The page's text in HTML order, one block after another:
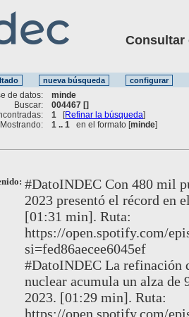
Consultar
de datos:
minde
Buscar:
004467 []
1 [Refinar la búsqueda]
Mostrando:
1 .. 1 en el formato [minde]
#DatoINDEC Con 480 mil
2023 presentó el récord en
[01:31 min]. Ruta:
https://open.spotify.com/
si=fed86aecee6045ef
#DatoINDEC La refinación
nuclear acumula un alza de
2023. [01:29 min]. Ruta:
https://open.spotify.com/